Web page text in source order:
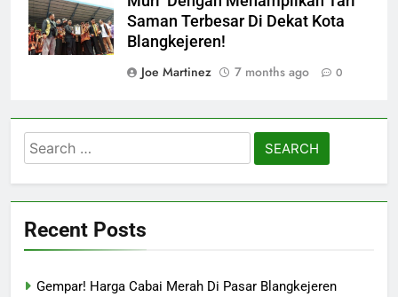
Saman Terbesar Di Dekat Kota
Blangkejeren!
Joe Martinez
7 months ago 0
Search
for:
Recent Posts
Gempar! Harga Cabai Merah Di Pasar Blangkejeren